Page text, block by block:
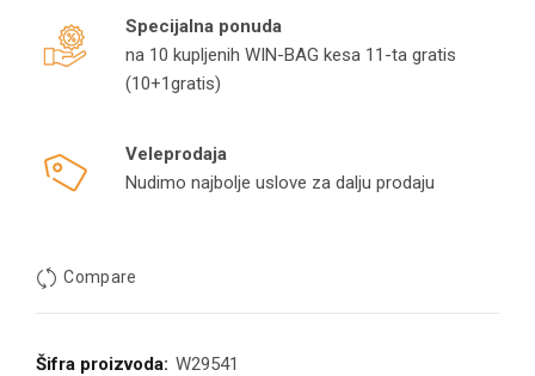
Specijalna ponuda
na 10 kupljenih WIN-BAG kesa 11-ta gratis
(10+1gratis)
Veleprodaja
Nudimo najbolje uslove za dalju prodaju
Compare
Šifra proizvoda: W29541